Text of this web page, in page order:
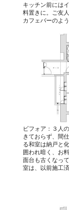
キッチン前には
料置きに。ご友
カフェバーのよ
ビフォア：３人
きておらず、間
る和室は納戸と
囲われ暗く、お
面台も古くなっ
室は、以前施工